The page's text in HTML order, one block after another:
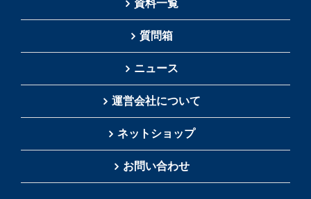
資料一覧
質問箱
ニュース
運営会社について
ネットショップ
お問い合わせ